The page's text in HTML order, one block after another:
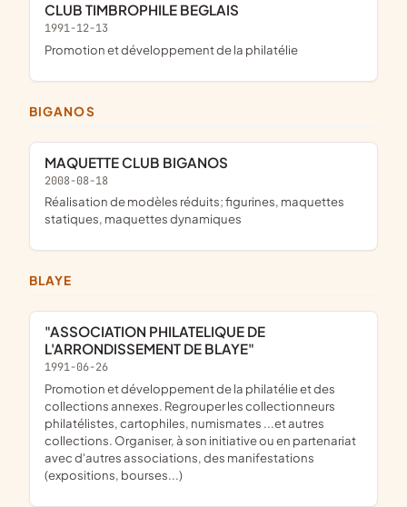
CLUB TIMBROPHILE BEGLAIS
1991-12-13
Promotion et développement de la philatélie
BIGANOS
MAQUETTE CLUB BIGANOS
2008-08-18
réalisation de modèles réduits; figurines, maquettes
statiques, maquettes dynamiques
BLAYE
"ASSOCIATION PHILATELIQUE DE
L'ARRONDISSEMENT DE BLAYE"
1991-06-26
promotion et développement de la philatélie et des
collections annexes. Regrouper les collectionneurs
philatélistes, cartophiles, numismates ...et autres
collections. Organiser, à son initiative ou en partenariat
avec d'autres associations, des manifestations
(expositions, bourses...)